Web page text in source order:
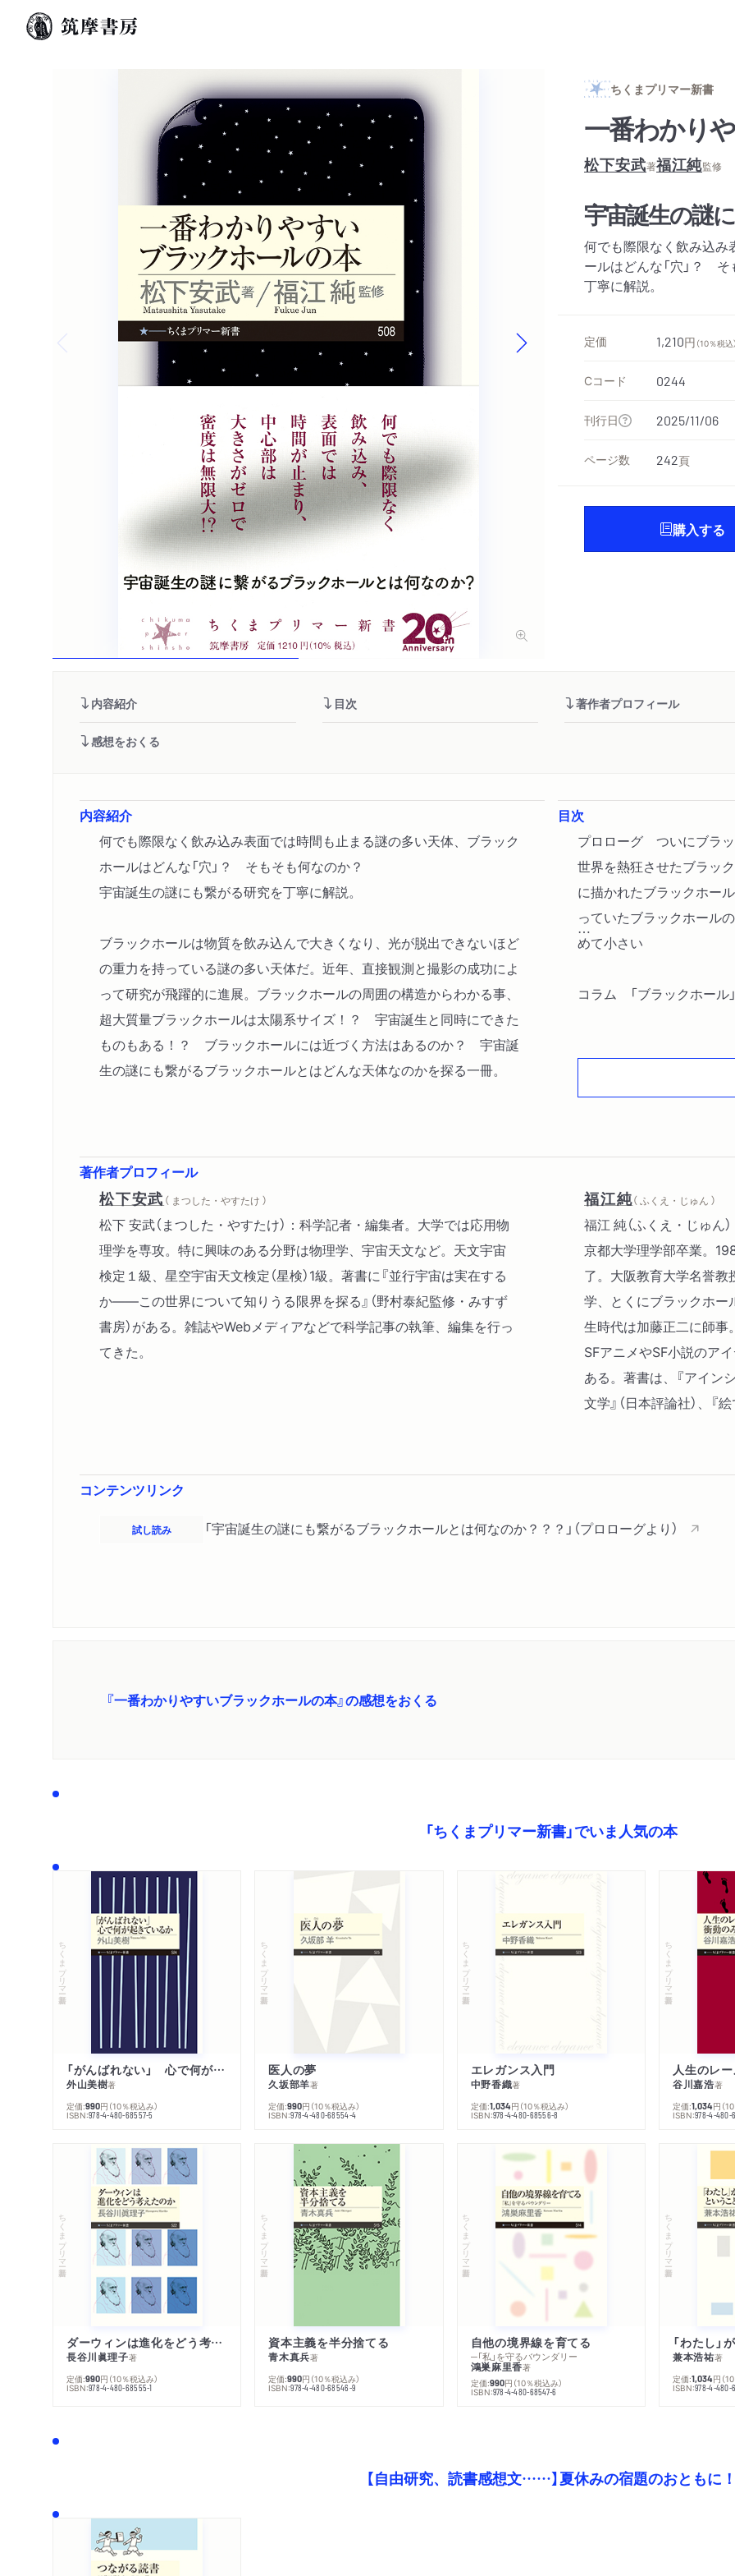
ちくまプリマー新書
一番わかり
松下安武著福江純監修
宇宙誕生の謎
何でも際限なく飲み込み
ールはどんな「穴」？
丁寧に解説。
定価 1,210円 （10％税込）
Cコード 0244
刊行日 2025/11/06
ページ数 242頁
購入する
内容紹介 目次 著作者プロフィール
感想をおくる
内容紹介
何でも際限なく飲み込み表面では時間も止まる謎の多い天体、ブラック
ホールはどんな「穴」？ そもそも何なのか？
宇宙誕生の謎にも繋がる研究を丁寧に解説。
ブラックホールは物質を飲み込んで大きくなり、光が脱出できないほど
の重力を持っている謎の多い天体だ。近年、直接観測と撮影の成功によ
って研究が飛躍的に進展。ブラックホールの周囲の構造からわかる事、
超大質量ブラックホールは太陽系サイズ！？ 宇宙誕生と同時にできた
ものもある！？ ブラックホールには近づく方法はあるのか？ 宇宙誕
生の謎にも繋がるブラックホールとはどんな天体なのかを探る一冊。
目次
プロローグ ついにブラッ
世界を熱狂させたブラッ
に描かれたブラックホー
っていたブラックホール
めて小さい
コラム 「ブラックホール
１ ブラックホール＝脱
ブラックホールはどんな
ラックホールはなぜブラッ
２ ブラックホール＝曲
一般相対性理論によって
そばほど、空間が大きく
自転しているブラックホ
ずられる?
３ ブラックホールの近
たのか？／謎多き「中間
って明るく輝く／極めて明
コラム 宇宙を支配する「
第２章 ブラックホールは
１ はくちょう座X-1
宇宙からのＸ線観測で見
超遠方の謎の電波源／ス
３ いて座Ａスター
我が銀河の中心にも超大
第４章 〝仮想?ブラック
１ どうやって行く？
ブラックホールはめちゃ
ラックホールにすぐに到
２ 安全にブラックホール
３ 降着円盤をもつブラッ
著作者プロフィール
松下安武 （ まつした・やすたけ ）
松下 安武（まつした・やすたけ）：科学記者・編集者。大学では応用物
理学を専攻。特に興味のある分野は物理学、宇宙天文など。天文宇宙
検定１級、星空宇宙天文検定（星検）1級。著書に『並行宇宙は実在する
か――この世界について知りうる限界を探る』（野村泰紀監修・みすず
書房）がある。雑誌やWebメディアなどで科学記事の執筆、編集を行っ
てきた。
福江純（ ふくえ・じゅん ）
福江 純（ふくえ・じゅん
京都大学理学部卒業。
了。大阪教育大学名誉
学、とくにブラックホ
生時代は加藤正二に師事
SFアニメやSF小説のア
ある。著書は、『アイン
文学』（日本評論社）、『
コンテンツリンク
試し読み 「宇宙誕生の謎にも繋がるブラックホールとは何なのか？？？」（プロローグより）
『一番わかりやすいブラックホールの本』の感想をおくる
「ちくまプリマー新書」でいま人気の本
ちくまプリマー新書
「がんばれない」 心で何が起きているか
外山美樹著
定価:990円 （10％税込み）
ISBN:978-4-480-68557-5
ちくまプリマー新書
医人の夢
久坂部羊著
定価:990円 （10％税込み）
ISBN:978-4-480-68554-4
ちくまプリマー新書
エレガンス入門
中野香織著
定価:1,034円 （10％税込み）
ISBN:978-4-480-68556-8
ちくまプリマー新書
谷川嘉浩著
定価:1,034円 （
ISBN:978-4-480-
ちくまプリマー新書
ダーウィンは進化をどう考えたのか
長谷川眞理子著
定価:990円 （10％税込み）
ISBN:978-4-480-68555-1
ちくまプリマー新書
資本主義を半分捨てる
青木真兵著
定価:990円 （10％税込み）
ISBN:978-4-480-68546-9
ちくまプリマー新書
自他の境界線を育てる
─「私」を守るバウンダリー
鴻巣麻里香著
定価:990円 （10％税込み）
ISBN:978-4-480-68547-6
ちくまプリマー新書
兼本浩祐著
定価:1,034円 （
ISBN:978-4-480-
【自由研究、読書感想文……】夏休みの宿題のおともに！